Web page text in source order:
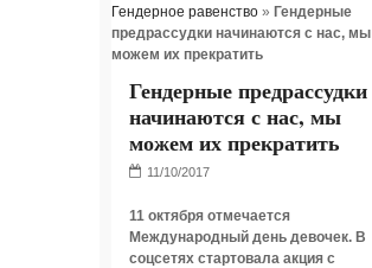
Гендерное равенство » Гендерные
предрассудки начинаются с нас, мы
можем их прекратить
Гендерные предрассудки
начинаются с нас, мы
можем их прекратить
11 октября отмечается
Международный день девочек. В
соцсетях стартовала акция с